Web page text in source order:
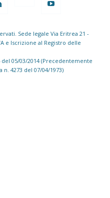
Sede legale Via Eritrea 21 -
e Iscrizione al Registro delle
05/03/2014 (Precedentemente
4273 del 07/04/1973)